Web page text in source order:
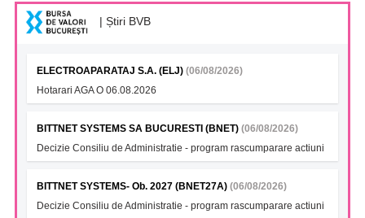
| Știri BVB
ELECTROAPARATAJ S.A. (ELJ) (06/08/2026)
Hotarari AGA O 06.08.2026
BITTNET SYSTEMS SA BUCURESTI (BNET) (06/08/2026)
Decizie Consiliu de Administratie - program rascumparare actiuni
BITTNET SYSTEMS- Ob. 2027 (BNET27A) (06/08/2026)
Decizie Consiliu de Administratie - program rascumparare actiuni